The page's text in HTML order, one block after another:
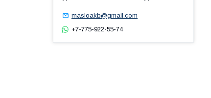
masloakb@gmail.com
+7-775-922-55-74